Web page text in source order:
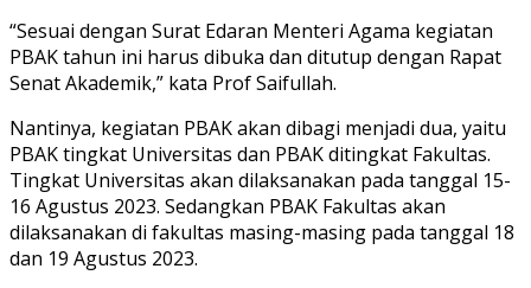
“Sesuai dengan Surat Edaran Menteri Agama kegiatan
PBAK tahun ini harus dibuka dan ditutup dengan Rapat
Senat Akademik,” kata Prof Saifullah.
Nantinya, kegiatan PBAK akan dibagi menjadi dua, yaitu
PBAK tingkat Universitas dan PBAK ditingkat Fakultas.
Tingkat Universitas akan dilaksanakan pada tanggal 15-
16 Agustus 2023. Sedangkan PBAK Fakultas akan
dilaksanakan di fakultas masing-masing pada tanggal 18
dan 19 Agustus 2023.